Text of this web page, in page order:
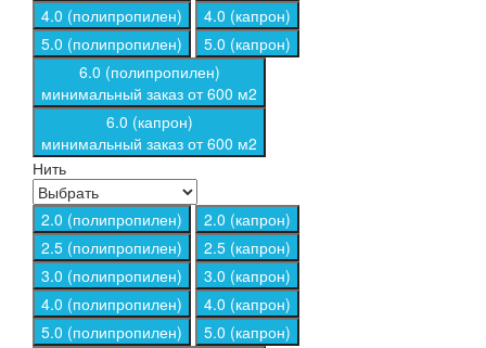
4.0 (полипропилен)
4.0 (капрон)
5.0 (полипропилен)
5.0 (капрон)
6.0 (полипропилен)
минимальный заказ от 600 м2
6.0 (капрон)
минимальный заказ от 600 м2
Нить
2.0 (полипропилен)
2.0 (капрон)
2.5 (полипропилен)
2.5 (капрон)
3.0 (полипропилен)
3.0 (капрон)
4.0 (полипропилен)
4.0 (капрон)
5.0 (полипропилен)
5.0 (капрон)